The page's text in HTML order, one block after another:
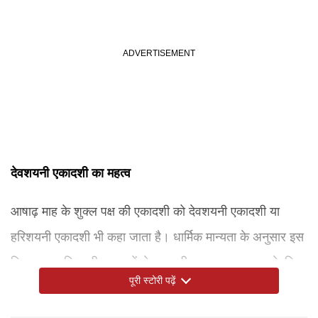
देवशयनी एकादशी का महत्व
आषाढ़ माह के शुक्ल पक्ष की एकादशी को देवशयनी एकादशी या
हरिशयनी एकादशी भी कहा जाता है। धार्मिक मान्यता के अनुसार इस
दिन भगवान विष्णु क्षीरसागर में शेषनाग की शय्या पर चार माह के लिए
योगनिद्रा में चले जाते हैं। इसी दिन के साथ चातुर्मास का आरंभ हो
पूरी स्टोरी पढ़ें